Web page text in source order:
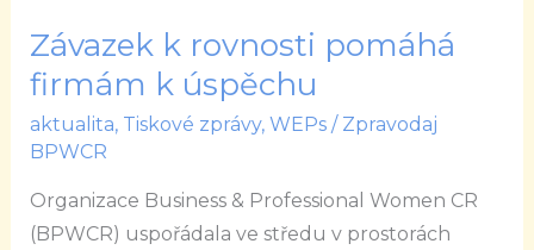
Závazek k rovnosti pomáhá
firmám k úspěchu
aktualita, Tiskové zprávy, WEPs/ Zpravodaj
BPWCR
Organizace Business & Professional Women CR
(BPWCR) uspořádala ve středu v prostorách